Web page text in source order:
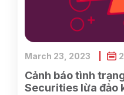
Cảnh báo tình
Securities lừa đảo
March 23, 2023